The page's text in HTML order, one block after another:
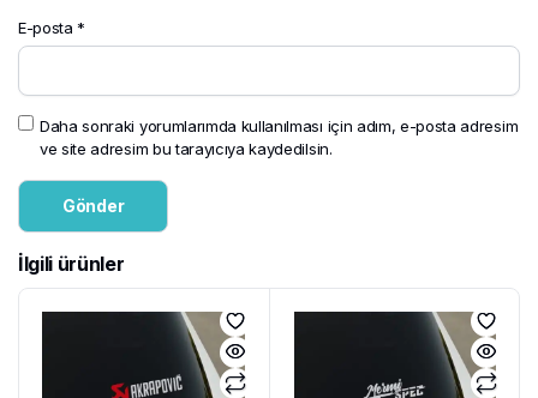
E-posta *
Daha sonraki yorumlarımda kullanılması için adım, e-posta adresim
ve site adresim bu tarayıcıya kaydedilsin.
İlgili ürünler